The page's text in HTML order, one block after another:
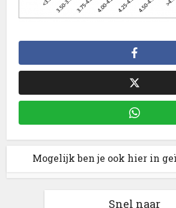
Mogelijk ben je ook hier in
Snel naar